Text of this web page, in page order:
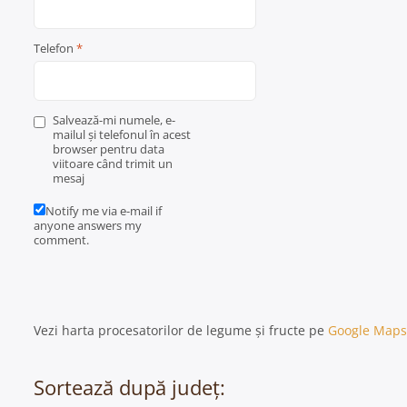
Telefon *
Salvează-mi numele, e-
mailul și telefonul în acest
browser pentru data
viitoare când trimit un
mesaj
Notify me via e-mail if
anyone answers my
comment.
Vezi harta procesatorilor de legume și fructe pe Google Maps
Sortează după județ: